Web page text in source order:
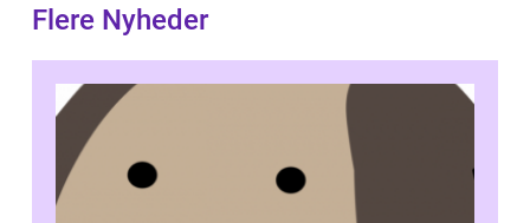
Flere Nyheder